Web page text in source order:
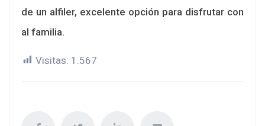
de un alfiler, excelente opción para disfrutar con
al familia.
Visitas: 1.567